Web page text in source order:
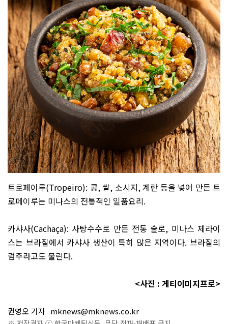
트로페이루(Tropeiro): 콩, 쌀, 소시지, 계란 등을 넣어 만든 트
로페이루는 미나스의 전통적인 일품요리.
카샤사(Cachaça): 사탕수수로 만든 전통 술로, 미나스 제라이
스는 브라질에서 카샤사 생산이 특히 많은 지역이다.브라질의
럼주라고도 불린다.
<사진 : 게티이미지프로>
권영오 기자 mknews@mknews.co.kr